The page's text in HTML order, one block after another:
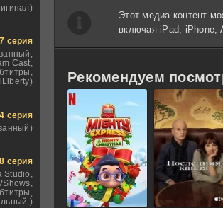
Этот медиа контент
включая iPad, iPhone,
Рекомендуем
7 серия
Cast,
4 серия
8 серия
Studio,